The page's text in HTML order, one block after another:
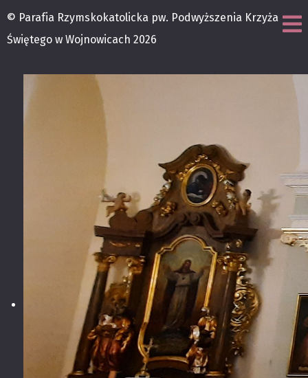
© Parafia Rzymskokatolicka pw. Podwyższenia Krzyża
Świętego w Wojnowicach 2026